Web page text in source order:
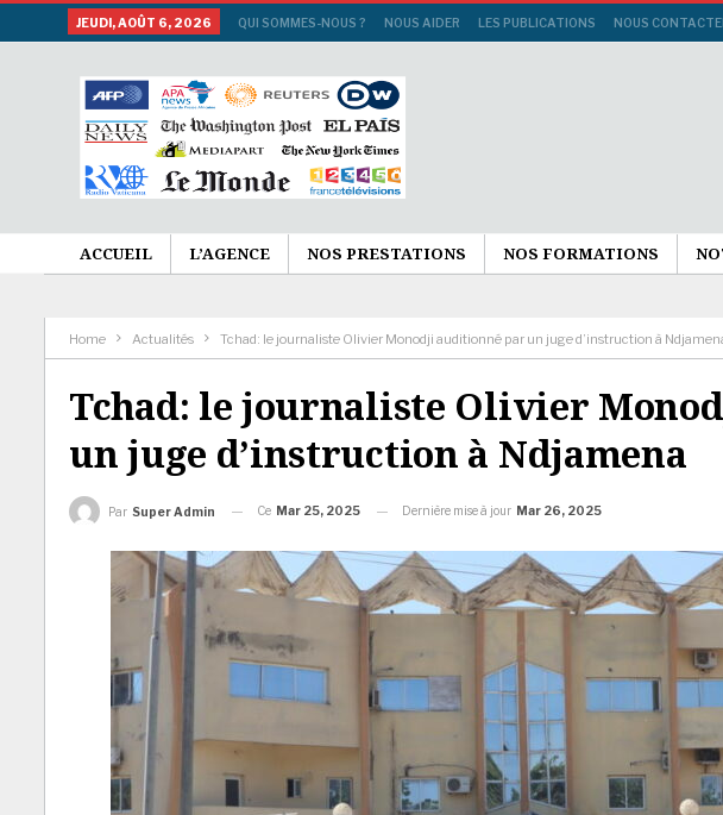
JEUDI, AOÛT 6, 2026 QUI SOMMES-NOUS ? NOUS AIDER LES PUBLICATIONS NOUS
ACCUEIL L’AGENCE NOS PRESTATIONS NOS FORMATIONS
Home Actualités Tchad: le journaliste Olivier Monodji auditionné par un juge d’instruction à
Tchad: le journaliste Olivier
un juge d’instruction à Ndjamena
Par Super Admin Ce Mar 25, 2025 Dernière mise à jour Mar 26, 2025